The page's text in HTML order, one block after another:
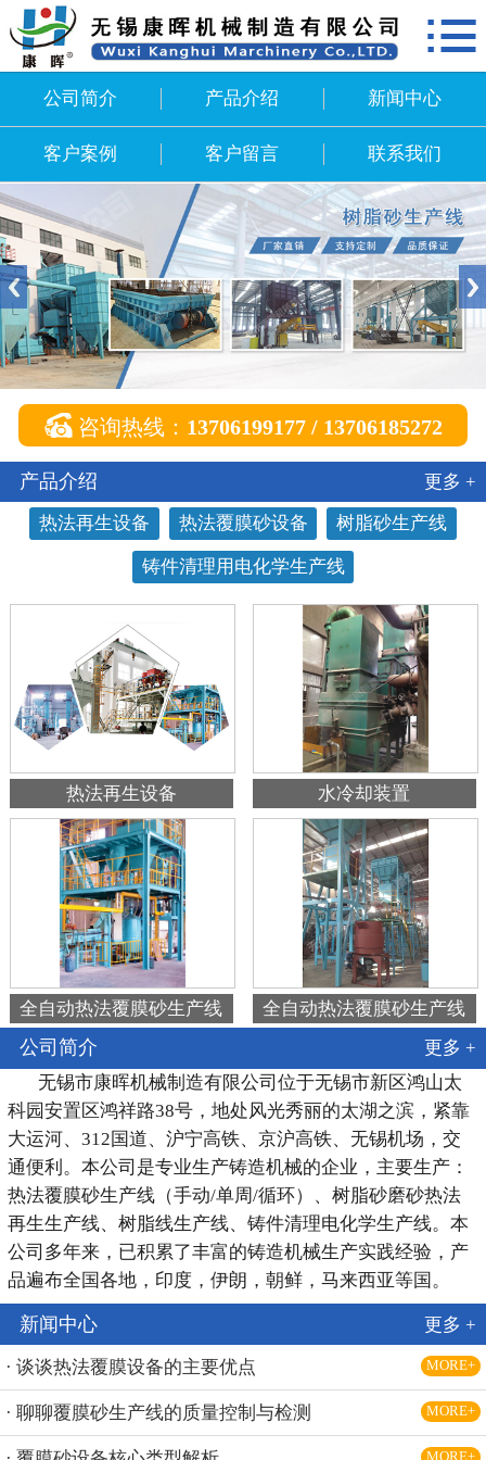
网站首页
新闻中心
客户案例
客户留言
联系我们

公司简介 产品介绍 新闻中心
客户案例 客户留言 联系我们
 咨询热线： 13706199177 / 13706185272
产品介绍 更多 +
热法再生设备 热法覆膜砂设备 树脂砂生产线
铸件清理用电化学生产线
热法再生设备 水冷却装置
全自动热法覆膜砂生产线 全自动热法覆膜砂生产线
公司简介
更多 +
无锡市康晖机械制造有限公司位于无锡市新区鸿山太
科园安置区鸿祥路38号，地处风光秀丽的太湖之滨，紧靠
大运河、312国道、沪宁高铁、京沪高铁、无锡机场，交
通便利。本公司是专业生产铸造机械的企业，主要生产：
热法覆膜砂生产线（手动/单周/循环）、树脂砂磨砂热法
再生生产线、树脂线生产线、铸件清理电化学生产线。本
公司多年来，已积累了丰富的铸造机械生产实践经验，产
品遍布全国各地，印度，伊朗，朝鲜，马来西亚等国。
新闻中心 更多 +
· 谈谈热法覆膜设备的主要优点 MORE+
· 聊聊覆膜砂生产线的质量控制与检测 MORE+
MORE+